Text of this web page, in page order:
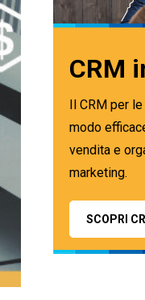
CRM
Il CRM per
modo
vendita e
marketing.
SCOPRI